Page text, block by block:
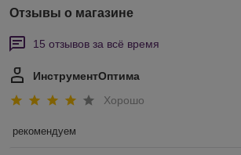
Отзывы о магазине
15 отзывов за всё время
ИнструментОптима
Хорошо
рекомендуем